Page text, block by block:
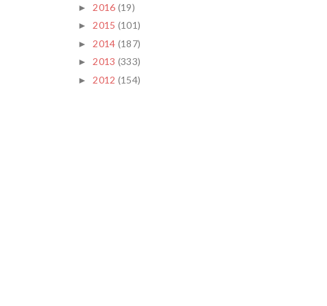
► 2016 (19)
►2015 (101)
► 2014 (187)
►2013 (333)
► 2012 (154)